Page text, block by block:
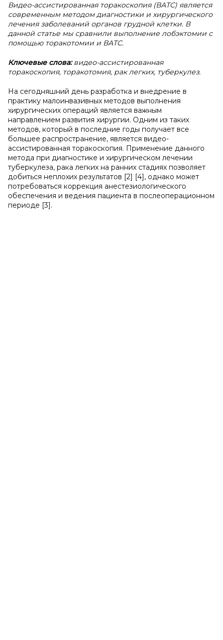
Видео-ассистированная торакоскопия (ВАТС) является
современным методом диагностики и хирургического
лечения заболеваний органов грудной клетки. В
данной статье мы сравнили выполнение лобэктомии с
помощью торакотомии и ВАТС.
Ключевые слова:видео-ассистированная
торакоскопия, торакотомия, рак легких, туберкулез.
На сегодняшний день разработка и внедрение в
практику малоинвазивных методов выполнения
хирургических операций является важным
направлением развития хирургии. Одним из таких
методов, который в последние годы получает все
большее распространение, является видео-
ассистированная торакоскопия. Применение данного
метода при диагностике и хирургическом лечении
туберкулеза, рака легких на ранних стадиях позволяет
добиться неплохих результатов [2] [4], однако может
потребоваться коррекция анестезиологического
обеспечения и ведения пациента в послеоперационном
периоде [3].